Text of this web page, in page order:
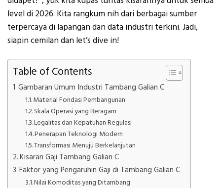
level di 2026. Kita rangkum nih dari berbagai sumber
terpercaya di lapangan dan data industri terkini. Jadi,
siapin cemilan dan let’s dive in!
Table of Contents
Gambaran Umum Industri Tambang Galian C
Material Fondasi Pembangunan
Skala Operasi yang Beragam
Legalitas dan Kepatuhan Regulasi
Penerapan Teknologi Modern
Transformasi Menuju Berkelanjutan
Kisaran Gaji Tambang Galian C
Faktor yang Pengaruhin Gaji di Tambang Galian C
Nilai Komoditas yang Ditambang